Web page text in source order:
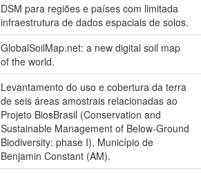
DSM para regiões e países com limitada
infraestrutura de dados espaciais de solos.
GlobalSoilMap.net: a new digital soil map
of the world.
Levantamento do uso e cobertura da terra
de seis áreas amostrais relacionadas ao
Projeto BiosBrasil (Conservation and
Sustainable Management of Below-Ground
Biodiversity: phase I), Município de
Benjamin Constant (AM).